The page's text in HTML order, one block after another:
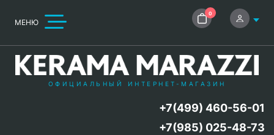
МЕНЮ
0
ОФИЦИАЛЬНЫЙ ИНТЕРНЕТ-МАГАЗИН
+7(499) 460-56-01
+7(985) 025-48-73